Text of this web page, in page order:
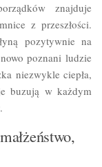
znajduje
z przeszłości.
pozytywnie na
poznani ludzie
niezwykle ciepła,
buzują w każdym